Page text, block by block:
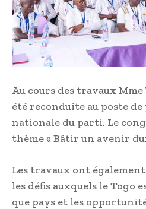
Au cours des travaux
été reconduite au poste
nationale du parti. Le
thème « Bâtir un avenir
Les travaux ont
les défis auxquels le Togo
que pays et les